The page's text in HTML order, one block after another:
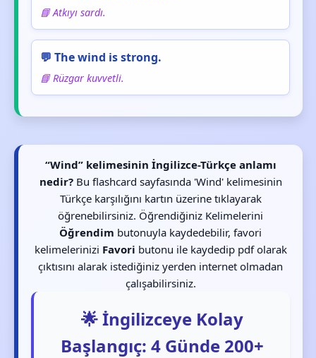
📘 Atkıyı sardı.
💬 The wind is strong.
📘 Rüzgar kuvvetli.
“Wind” kelimesinin İngilizce-Türkçe anlamı
nedir?Bu flashcard sayfasında 'Wind' kelimesinin
Türkçe karşılığını kartın üzerine tıklayarak
öğrenebilirsiniz. Öğrendiğiniz Kelimelerini
Öğrendim butonuyla kaydedebilir, favori
kelimelerinizi Favori butonu ile kaydedip pdf olarak
çıktısını alarak istediğiniz yerden internet olmadan
çalışabilirsiniz.
🌟 İngilizceye Kolay
Başlangıç: 4 Günde 200+